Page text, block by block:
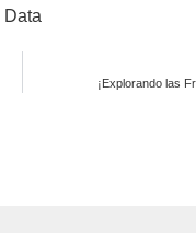
Data
¡Explorando las